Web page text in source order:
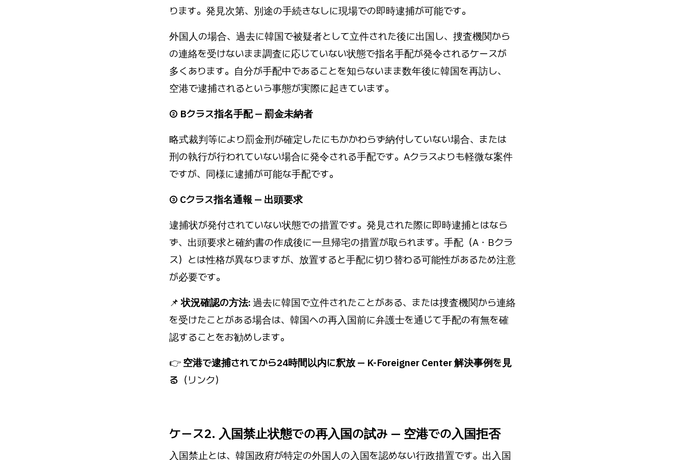
ります。発見次第、別途の手続きなしに現場での即時逮捕が可能です。
外国人の場合、過去に韓国で被疑者として立件された後に出国し、捜査機関から
の連絡を受けないまま調査に応じていない状態で指名手配が発令されるケースが
多くあります。自分が手配中であることを知らないまま数年後に韓国を再訪し、
空港で逮捕されるという事態が実際に起きています。
② Bクラス指名手配 — 罰金未納者
略式裁判等により罰金刑が確定したにもかかわらず納付していない場合、または
刑の執行が行われていない場合に発令される手配です。Aクラスよりも軽微な案件
ですが、同様に逮捕が可能な手配です。
③ Cクラス指名通報 — 出頭要求
逮捕状が発付されていない状態での措置です。発見された際に即時逮捕とはなら
ず、出頭要求と確約書の作成後に一旦帰宅の措置が取られます。手配（A・Bクラ
ス）とは性格が異なりますが、放置すると手配に切り替わる可能性があるため注意
が必要です。
📌状況確認の方法: 過去に韓国で立件されたことがある、または捜査機関から連絡
を受けたことがある場合は、韓国への再入国前に弁護士を通じて手配の有無を確
認することをお勧めします。
👉 空港で逮捕されてから24時間以内に釈放 — K-Foreigner Center 解決事例を見
る （リンク）
ケース2. 入国禁止状態での再入国の試み — 空港での入国拒否
入国禁止とは、韓国政府が特定の外国人の入国を認めない行政措置です。出入国